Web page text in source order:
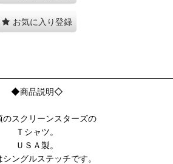
お気に入り登録
◆商品説明◇
のスクリーンスターズの
Ｔシャツ。
ＵＳＡ製。
ングルステッチです。